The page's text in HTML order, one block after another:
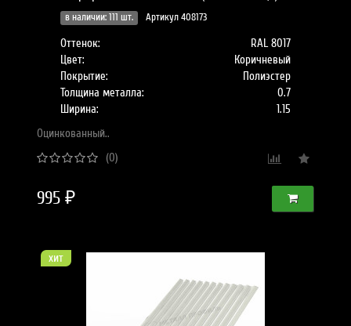
в наличии: 111 шт. Артикул 408173
Оттенок:
RAL 8017
Цвет:
Коричневый
Покрытие:
Полиэстер
Толщина металла:
0.7
Ширина:
1.15
Оцинкованный..
(0)
995 ₽
хит